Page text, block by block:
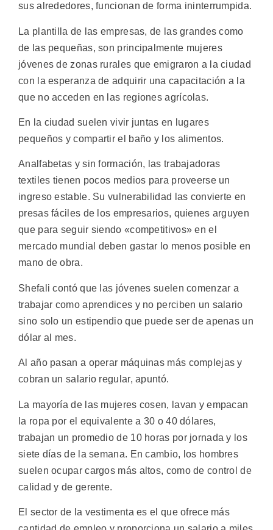
sus alrededores, funcionan de forma ininterrumpida.
La plantilla de las empresas, de las grandes como
de las pequeñas, son principalmente mujeres
jóvenes de zonas rurales que emigraron a la ciudad
con la esperanza de adquirir una capacitación a la
que no acceden en las regiones agrícolas.
En la ciudad suelen vivir juntas en lugares
pequeños y compartir el baño y los alimentos.
Analfabetas y sin formación, las trabajadoras
textiles tienen pocos medios para proveerse un
ingreso estable. Su vulnerabilidad las convierte en
presas fáciles de los empresarios, quienes arguyen
que para seguir siendo «competitivos» en el
mercado mundial deben gastar lo menos posible en
mano de obra.
Shefali contó que las jóvenes suelen comenzar a
trabajar como aprendices y no perciben un salario
sino solo un estipendio que puede ser de apenas un
dólar al mes.
Al año pasan a operar máquinas más complejas y
cobran un salario regular, apuntó.
La mayoría de las mujeres cosen, lavan y empacan
la ropa por el equivalente a 30 o 40 dólares,
trabajan un promedio de 10 horas por jornada y los
siete días de la semana. En cambio, los hombres
suelen ocupar cargos más altos, como de control de
calidad y de gerente.
El sector de la vestimenta es el que ofrece más